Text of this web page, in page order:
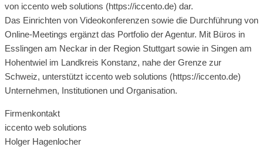
von iccento web solutions (https://iccento.de) dar.
Das Einrichten von Videokonferenzen sowie die Durchführung von
Online-Meetings ergänzt das Portfolio der Agentur. Mit Büros in
Esslingen am Neckar in der Region Stuttgart sowie in Singen am
Hohentwiel im Landkreis Konstanz, nahe der Grenze zur
Schweiz, unterstützt iccento web solutions (https://iccento.de)
Unternehmen, Institutionen und Organisation.
Firmenkontakt
iccento web solutions
Holger Hagenlocher